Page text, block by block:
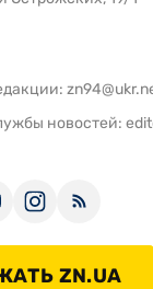
новостей:
ZN.UA